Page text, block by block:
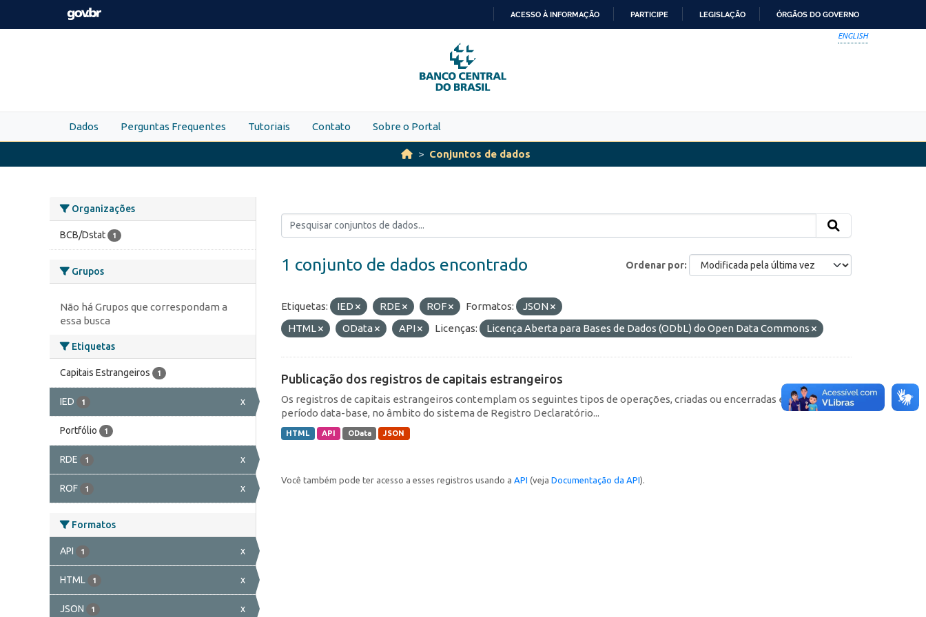
Skip to main content
PARA
O
CONTEÚDO
ACESSO À INFORMAÇÃO PARTICIPE LEGISLAÇÃO ÓRGÃOS DO GOVERNO
ENGLISH
Dados Perguntas Frequentes Tutoriais Contato Sobre o Portal
Conjuntos de dados
Organizações
BCB/Dstat 1
Grupos
Não há Grupos que correspondam a
essa busca
Etiquetas
Capitais Estrangeiros 1
IED 1 x
Portfólio 1
RDE 1 x
ROF 1 x
Formatos
API 1 x
HTML 1 x
JSON 1 x
Ordenar por
1 conjunto de dados encontrado
Etiquetas: IED RDE ROF Formatos:
JSON
HTML
OData API Licenças: Licença Aberta para Bases de Dados (ODbL) do Open Data Commons
Publicação dos registros de capitais estrangeiros
Os registros de capitais estrangeiros contemplam os seguintes tipos de operações, criadas ou encerradas em cada
período data-base, no âmbito do sistema de Registro Declaratório...
HTML API OData JSON
Você também pode ter acesso a esses registros usando a API (veja Documentação da API).